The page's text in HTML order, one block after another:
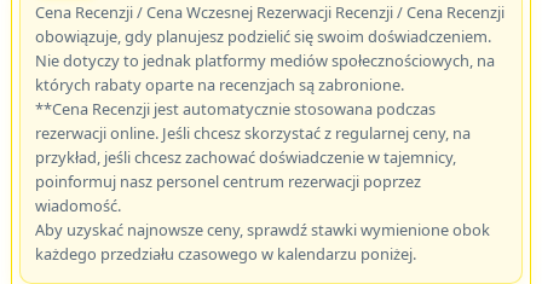
Cena Recenzji / Cena Wczesnej Rezerwacji Recenzji / Cena Recenzji
obowiązuje, gdy planujesz podzielić się swoim doświadczeniem.
Nie dotyczy to jednak platformy mediów społecznościowych, na
których rabaty oparte na recenzjach są zabronione.
**Cena Recenzji jest automatycznie stosowana podczas
rezerwacji online. Jeśli chcesz skorzystać z regularnej ceny, na
przykład, jeśli chcesz zachować doświadczenie w tajemnicy,
poinformuj nasz personel centrum rezerwacji poprzez
wiadomość.
Aby uzyskać najnowsze ceny, sprawdź stawki wymienione obok
każdego przedziału czasowego w kalendarzu poniżej.